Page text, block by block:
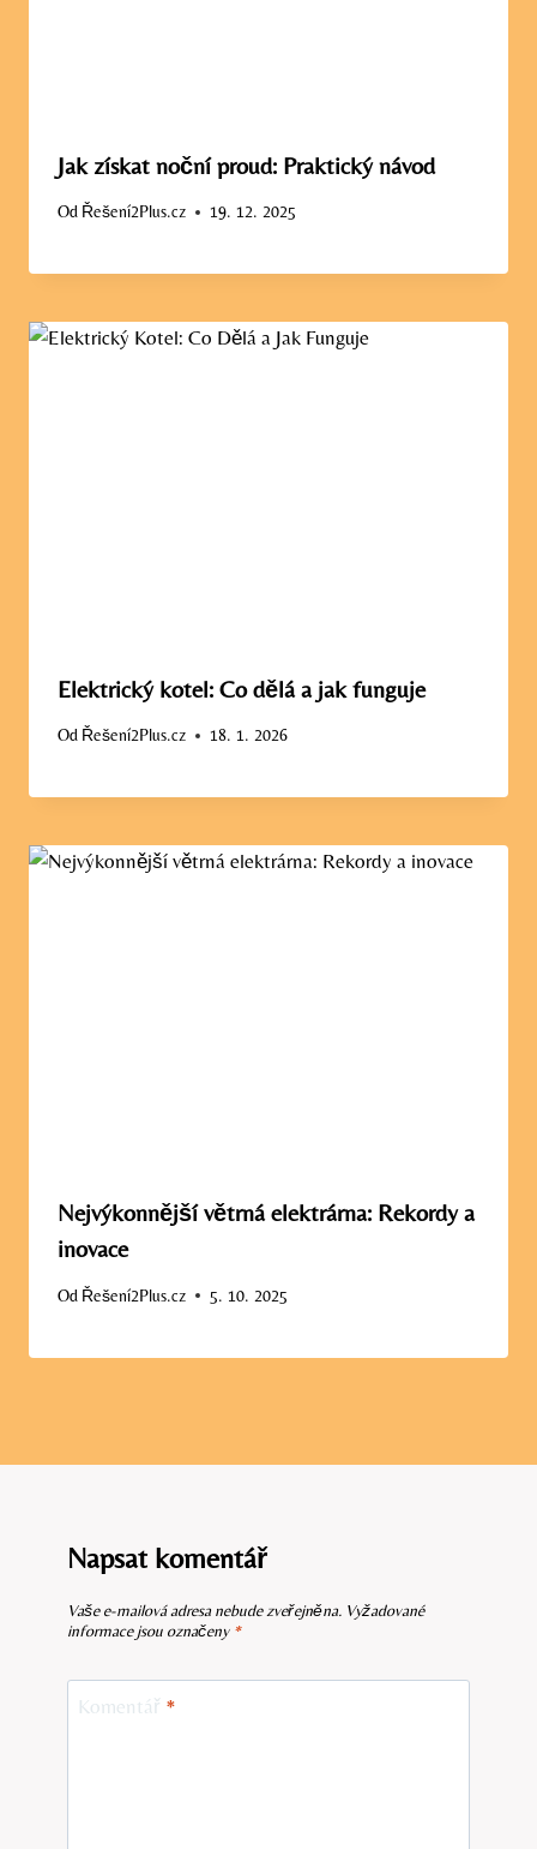
Jak získat noční proud: Praktický návod
Od Řešení2Plus.cz 19. 12. 2025
Elektrický kotel: Co dělá a jak funguje
Od Řešení2Plus.cz 18. 1. 2026
Nejvýkonnější větrná elektrárna: Rekordy a
inovace
Od Řešení2Plus.cz 5. 10. 2025
Napsat komentář
Vaše e-mailová adresa nebude zveřejněna. Vyžadované
informace jsou označeny *
Komentář *